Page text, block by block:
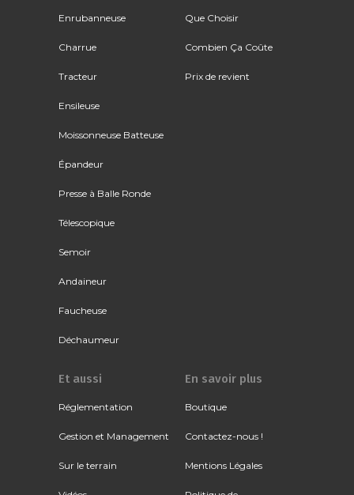
Enrubanneuse
Charrue
Tracteur
Ensileuse
Moissonneuse Batteuse
Épandeur
Presse à Balle Ronde
Télescopique
Semoir
Andaineur
Faucheuse
Déchaumeur
Que Choisir
Combien Ça Coûte
Prix de revient
Et aussi
Réglementation
Gestion et Management
Sur le terrain
En savoir plus
Boutique
Contactez-nous !
Mentions Légales